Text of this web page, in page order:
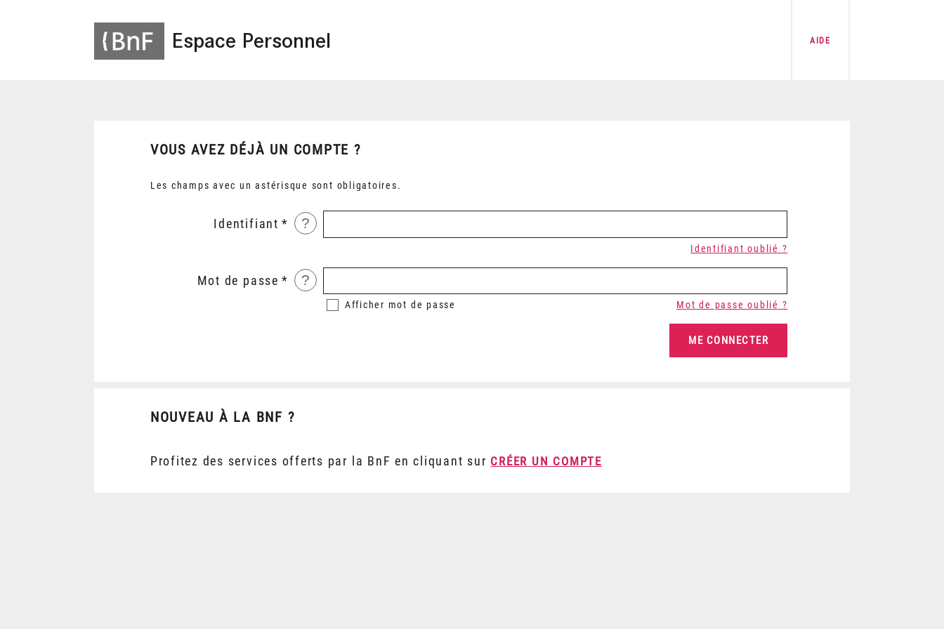
Espace Personnel AIDE
VOUS AVEZ DÉJÀ UN COMPTE ?
Les champs avec un astérisque sont obligatoires.
Identifiant ?
Identifiant oublié ?
Mot de passe ?
Afficher mot de passe Mot de passe oublié ?
NOUVEAU À LA BNF ?
Profitez des services offerts par la BnF en cliquant sur CRÉER UN COMPTE